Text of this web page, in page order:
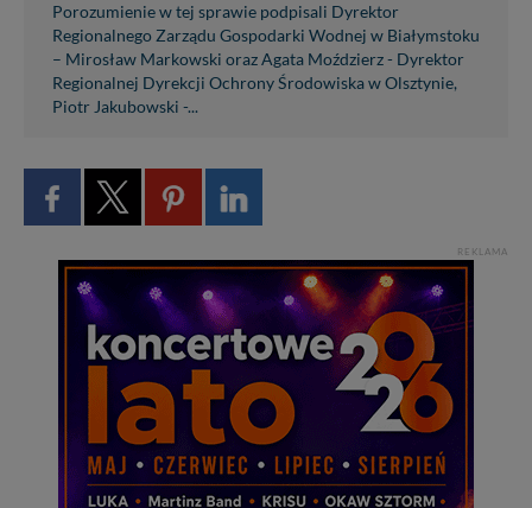
Porozumienie w tej sprawie podpisali Dyrektor
Regionalnego Zarządu Gospodarki Wodnej w Białymstoku
– Mirosław Markowski oraz Agata Moździerz - Dyrektor
Regionalnej Dyrekcji Ochrony Środowiska w Olsztynie,
Piotr Jakubowski -...
REKLAMA